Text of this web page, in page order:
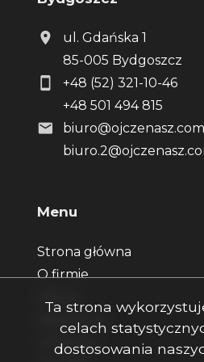
ul. Gdańska 1
85-005 Bydgoszcz
+48 (52) 321-10-46
+48 501 494 815
biuro@ojczenasz.com
Menu
Strona główna
O firmie
Zgłoszenia
Ulubione
Ta strona
celach
dostosowania